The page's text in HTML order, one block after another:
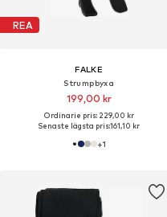
REA
FALKE
Strumpbyxa
199,00 kr
Ordinarie pris: 229,00 kr
Senaste lägsta pris:161,10 kr
+1